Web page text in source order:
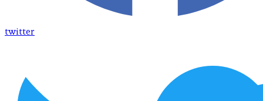
twitter